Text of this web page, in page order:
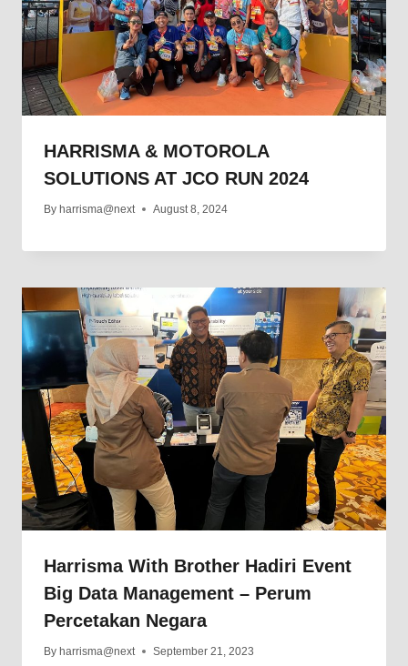
HARRISMA & MOTOROLA
SOLUTIONS AT JCO RUN 2024
By harrisma@next August 8, 2024
Harrisma With Brother Hadiri Event
Big Data Management – Perum
Percetakan Negara
By harrisma@next September 21, 2023